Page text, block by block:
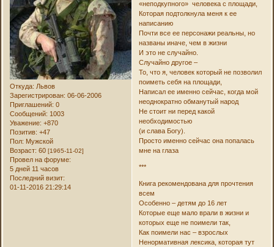
Откуда: Львов
Зарегистрирован: 06-06-2006
Приглашений: 0
Сообщений: 1003
Уважение: +870
Позитив: +47
Пол: Мужской
Возраст: 60[1965-11-02]
Провел на форуме:
5 дней 11 часов
Последний визит:
01-11-2016 21:29:14
«неподкупного» человека с площади,
Которая подтолкнула меня к ее
написанию
Почти все ее персонажи реальны, но
названы иначе, чем в жизни
И это не случайно.
Случайно другое –
То, что я, человек который не позволил
поиметь себя на площади,
Написал ее именно сейчас, когда мой
неоднократно обманутый народ
Не стоит ни перед какой
необходимостью
(и слава Богу).
Просто именно сейчас она попалась
мне на глаза
***
Книга рекомендована для прочтения
всем
Особенно – детям до 16 лет
Которые еще мало врали в жизни и
которых еще не поимели так,
Как поимели нас – взрослых
Ненормативная лексика, которая тут